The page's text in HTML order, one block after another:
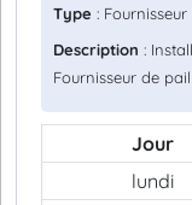
Type :
Description :
Fournisseur de
Jour
lundi